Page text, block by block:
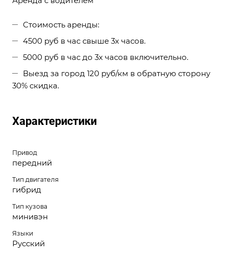
Стоимость аренды:
4500 руб в час свыше 3х часов.
5000 руб в час до 3х часов включительно.
Выезд за город 120 руб/км в обратную сторону
30% скидка.
Характеристики
Привод
передний
Тип двигателя
гибрид
Тип кузова
минивэн
Языки
Русский